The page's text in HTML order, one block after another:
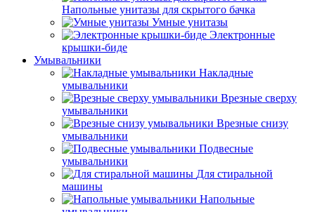
Напольные унитазы для скрытого бачка
Умные унитазы
Электронные
крышки-биде
Умывальники
Накладные
умывальники
Врезные сверху
умывальники
Врезные снизу
умывальники
Подвесные
умывальники
Для стиральной
машины
Напольные